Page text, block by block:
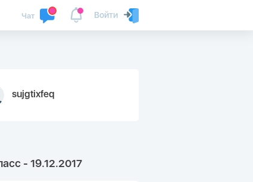
Войти
Чат
sujgtixfeq
- 19.12.2017